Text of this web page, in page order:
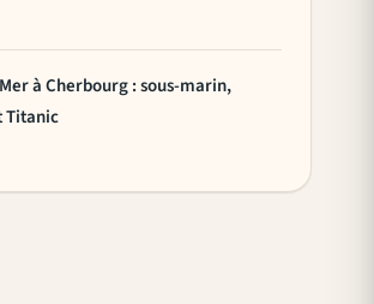
à Cherbourg : sous-marin,
Titanic